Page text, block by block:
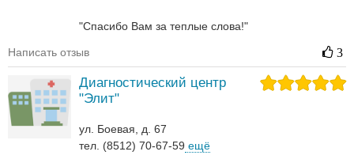
"Спасибо Вам за теплые слова!"
Написать отзыв 3
Диагностический центр
"Элит"
ул. Боевая, д. 67
тел. (8512) 70-67-59 ещё